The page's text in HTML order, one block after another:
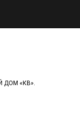
ДОМ «КВ».